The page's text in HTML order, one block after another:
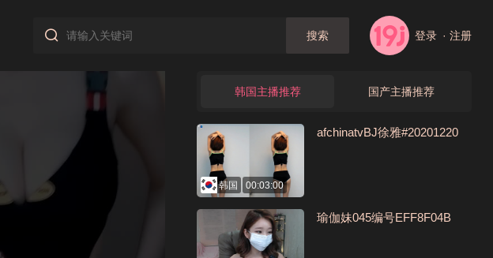
搜索 登录 · 注册
韩国主播推荐 国产主播推荐
韩国 00:03:00
afchinatvBJ徐雅#20201220
瑜伽妹045编号EFF8F04B